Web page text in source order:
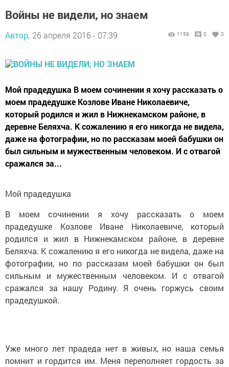
Войны не видели, но знаем
Автор, 26 апреля 2016 - 07:39 1159 0 0
Мой прадедушка В моем сочинении я хочу рассказать о
моем прадедушке Козлове Иване Николаевиче,
который родился и жил в Нижнекамском районе, в
деревне Беляхча. К сожалению я его никогда не видела,
даже на фотографии, но по рассказам моей бабушки он
был сильным и мужественным человеком. И с отвагой
сражался за...
Мой прадедушка
В моем сочинении я хочу рассказать о моем
прадедушке Козлове Иване Николаевиче, который
родился и жил в Нижнекамском районе, в деревне
Беляхча. К сожалению я его никогда не видела, даже на
фотографии, но по рассказам моей бабушки он был
сильным и мужественным человеком. И с отвагой
сражался за нашу Родину. Я очень горжусь своим
прадедушкой.
Уже много лет прадеда нет в живых, но наша семья
помнит и гордится им. Меня переполняет гордость за